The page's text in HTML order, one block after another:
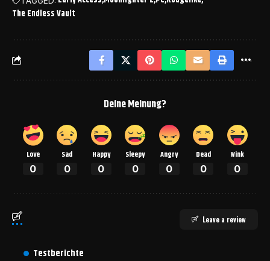
The Endless Vault
Deine Meinung?
Love
0
Sad
0
Happy
0
Sleepy
0
Angry
0
Dead
0
Wink
0
Leave a review
Testberichte